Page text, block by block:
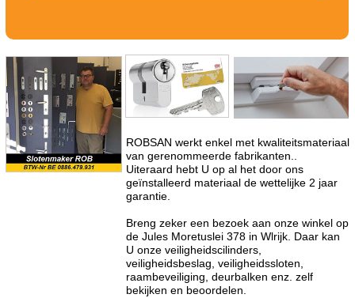
ROBSAN werkt enkel met kwaliteitsmateriaal
van gerenommeerde fabrikanten..
Uiteraard hebt U op al het door ons
geïnstalleerd materiaal de wettelijke 2 jaar
garantie.
Breng zeker een bezoek aan onze winkel op
de Jules Moretuslei 378 in Wlrijk. Daar kan
U onze veiligheidscilinders,
veiligheidsbeslag, veiligheidssloten,
raambeveiliging, deurbalken enz. zelf
bekijken en beoordelen.